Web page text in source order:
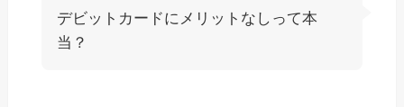
デビットカードにメリットなしって本
当？